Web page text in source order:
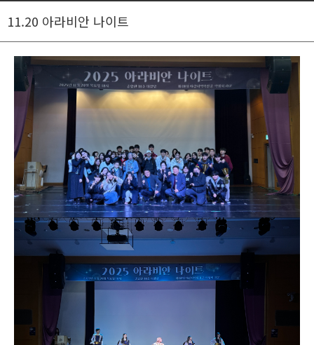
11.20 아라비안 나이트